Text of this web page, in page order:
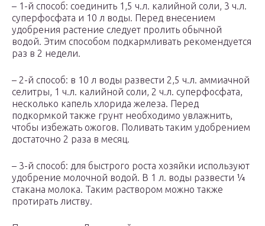
– 1-й способ: соединить 1,5 ч.л. калийной соли, 3 ч.л.
суперфосфата и 10 л воды. Перед внесением
удобрения растение следует пролить обычной
водой. Этим способом подкармливать рекомендуется
раз в 2 недели.
– 2-й способ: в 10 л воды развести 2,5 ч.л. аммиачной
селитры, 1 ч.л. калийной соли, 2 ч.л. суперфосфата,
несколько капель хлорида железа. Перед
подкормкой также грунт необходимо увлажнить,
чтобы избежать ожогов. Поливать таким удобрением
достаточно 2 раза в месяц.
– 3-й способ: для быстрого роста хозяйки используют
удобрение молочной водой. В 1 л. воды развести ¼
стакана молока. Таким раствором можно также
протирать листву.